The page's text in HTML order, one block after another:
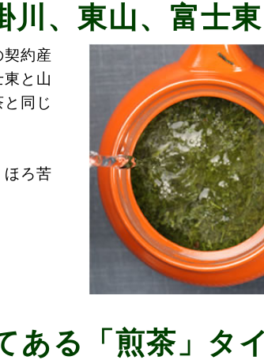
川、東山、富士東
契約産
と山
同じ
ほろ苦
ある「煎茶」タイ